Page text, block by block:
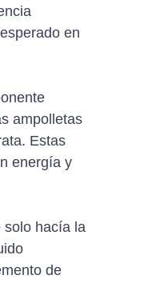
en
ampolletas
Estas
energía y
solo hacía la
de